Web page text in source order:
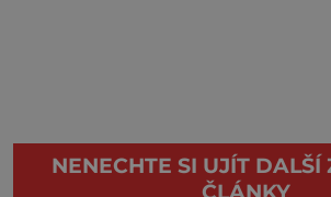
NENECHTE SI UJÍT
ČLÁNKY